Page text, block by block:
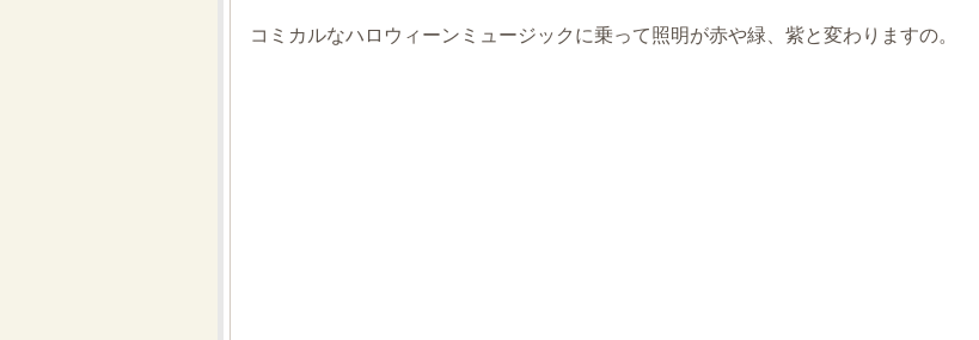
コミカルなハロウィーンミュージックに乗って照明が赤や緑、紫と変わりますの。